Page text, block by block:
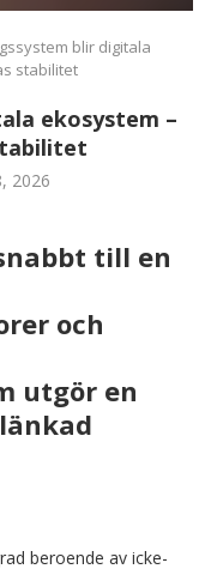
blir digitala
stabilitet
ekosystem –
2026
till en
och
utgör en
beroende av icke-